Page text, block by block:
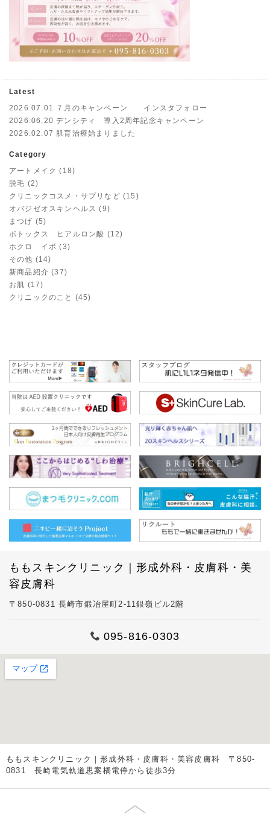
Latest
2026.07.01
７月のキャンペーン インスタフォロー
2026.06.20 デンシティ 導入2周年記念キャンペーン
2026.02.07 肌育治療始まりました
Category
アートメイク (18)
脱毛 (2)
クリニックコスメ・サプリなど (15)
オバジゼオスキンヘルス (9)
まつげ (5)
ボトックス ヒアルロン酸 (12)
ホクロ イボ (3)
その他 (14)
新商品紹介 (37)
お肌 (17)
クリニックのこと (45)
ももスキンクリニック｜形成外科・皮膚科・美
容皮膚科
〒850-0831 長崎市鍛冶屋町2-11銀嶺ビル2階
095-816-0303
ももスキンクリニック｜形成外科・皮膚科・美容皮膚科 〒850-
0831 長崎電気軌道思案橋電停から徒歩3分